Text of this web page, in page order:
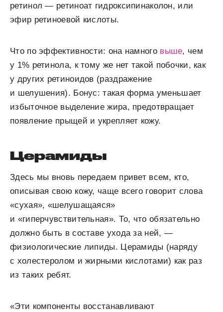
ретинол — ретиноат гидроксипинаколон, или
эфир ретиноевой кислоты.
Что по эффективности: она намного выше, чем
у 1% ретинола, к тому же нет такой побочки, как
у других ретиноидов (раздражение
и шелушения). Бонус: такая форма уменьшает
избыточное выделение жира, предотвращает
появление прыщей и укрепляет кожу.
Церамиды
Здесь мы вновь передаем привет всем, кто,
описывая свою кожу, чаще всего говорит слова
«сухая», «шелушащаяся»
и «гиперчувствительная». То, что обязательно
должно быть в составе ухода за ней, —
физиологические липиды. Церамиды (наряду
с холестеролом и жирными кислотами) как раз
из таких ребят.
«Эти компоненты восстанавливают